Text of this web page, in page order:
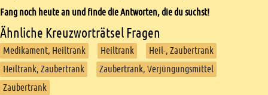
Fang noch heute an und finde die Antworten, die du suchst!
Ähnliche Kreuzworträtsel Fragen
Medikament, Heiltrank Heiltrank
Heil-, Zaubertrank
Heiltrank, Zaubertrank
Zaubertrank, Verjüngungsmittel
Zaubertrank